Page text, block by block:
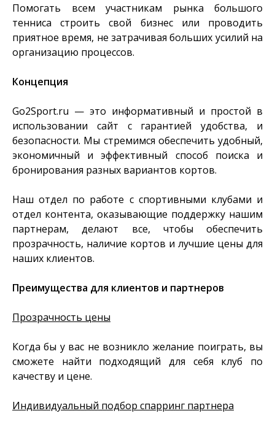
Помогать всем участникам рынка большого
тенниса строить свой бизнес или проводить
приятное время, не затрачивая больших усилий на
организацию процессов.
Концепция
Go2Sport.ru — это информативный и простой в
использовании сайт с гарантией удобства, и
безопасности. Мы стремимся обеспечить удобный,
экономичный и эффективный способ поиска и
бронирования разных вариантов кортов.
Наш отдел по работе с спортивными клубами и
отдел контента, оказывающие поддержку нашим
партнерам, делают все, чтобы обеспечить
прозрачность, наличие кортов и лучшие цены для
наших клиентов.
Преимущества для клиентов и партнеров
Прозрачность цены
Когда бы у вас не возникло желание поиграть, вы
сможете найти подходящий для себя клуб по
качеству и цене.
Индивидуальный подбор спарринг партнера